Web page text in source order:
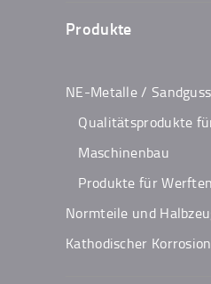
Produkte
NE-Metalle / Sandguss
Qualitätsprodukte
Maschinenbau
Produkte für
Normteile und
Kathodischer